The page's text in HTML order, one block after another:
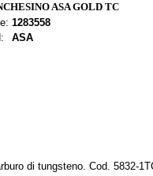
ASA GOLD TC
1283558
ASA
di tungsteno. Cod. 5832-